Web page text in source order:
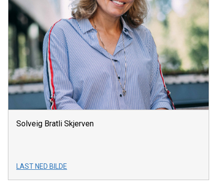
Solveig Bratli Skjerven
LAST NED BILDE